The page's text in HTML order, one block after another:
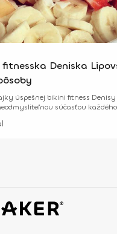
fitnesska Deniska
úspešnej bikini fitness Denisy
súčasťou